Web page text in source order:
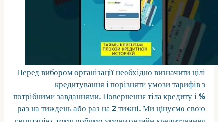
Перед вибором організації необхідно визначити цілі
кредитування і порівняти умови тарифів з
потрібними завданнями. Повернення тіла кредиту і %
раз на тиждень або раз на 2 тижні. Ми цінуємо свою